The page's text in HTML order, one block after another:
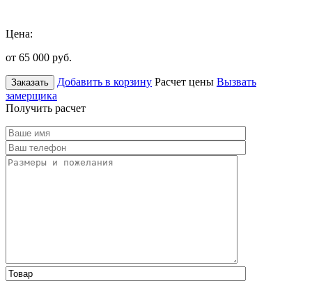
Цена:
от 65 000 руб.
Заказать Добавить в корзину Расчет цены Вызвать
замерщика
Получить расчет